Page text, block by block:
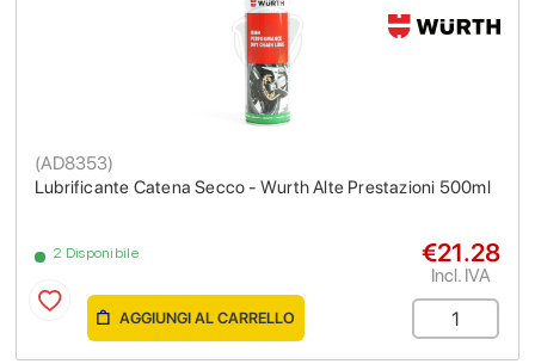
Lubrificante Catena Secco - Wurth Alte Prestazioni 500ml
(AD8353)
2 Disponibile €21.28
Incl. IVA
AGGIUNGI AL CARRELLO